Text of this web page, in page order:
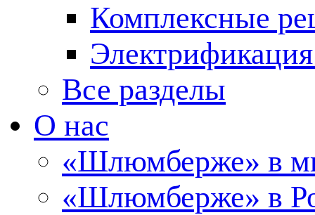
Комплексные
Все разделы
О нас
«Шлюмберже» в
«Шлюмберже» в